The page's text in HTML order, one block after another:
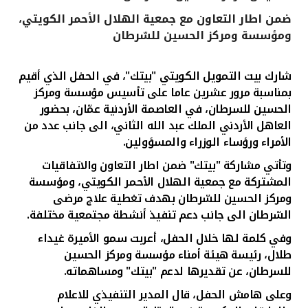
القنوات المصرفية
خدمات ما بعد البيع
اتصل بنا
مواقع الفروع وأجهزة الصرف الآلي
ألمانيا
ماليزيا
ضمن اطار التعاون مع جمعية الهلال الأحمر الكويتي،
ومؤسسة ومركز الحسين للسّرطان
شارك بيت التمويل الكويتي "بيتك"، في الحفل الذي أقيم
بمناسبة مرور عشرين عاما على تأسيس مؤسسة ومركز
الحسين للسرطان، في العاصمة الأردنية عمّان، بحضور
العاهل الأردني الملك عبد الله الثاني، الى جانب عدد من
الأمراء ورؤساء الوزراء والمسؤولين.
وتأتي مشاركة "بيتك" ضمن اطار التعاون والاتفاقيات
المشتركة مع جمعية الهلال الأحمر الكويتي، ومؤسسة
ومركز الحسين للسّرطانبهدف تغطية علاج مرضى
السّرطان الى جانب دعم تنفيذ أنشطة مجتمعية مختلفة.
وفي كلمة لها خلال الحفل، أعربت سمو الأميرة غيداء
طلال، رئيسة هيئة أمناء مؤسسة ومركز الحسين
للسرطان، عن تقديرها لدعم "بيتك" ومساهماته.
وعلى هامش الحفل، قال المدير التنفيذي للاعلام